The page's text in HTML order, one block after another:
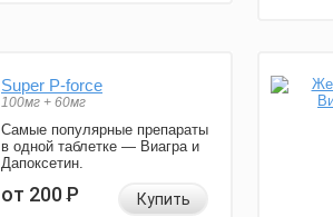
Super P-force
100мг + 60мг
Самые популярные препараты
в одной таблетке — Виагра и
Дапоксетин.
от 200Р Купить